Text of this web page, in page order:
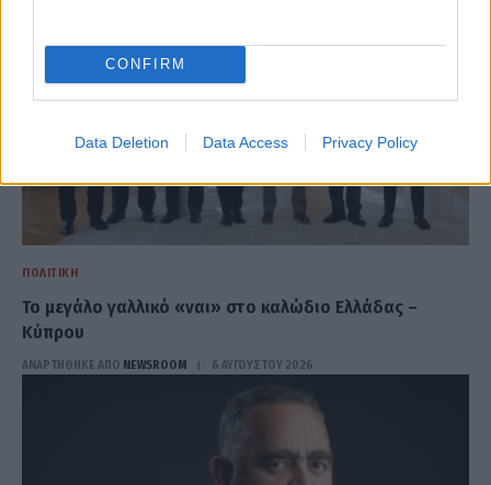
CONFIRM
Data Deletion Data Access Privacy Policy
ΠΟΛΙΤΙΚΉ
Το μεγάλο γαλλικό «ναι» στο καλώδιο Ελλάδας –
Κύπρου
ΑΝΑΡΤΗΘΗΚΕ ΑΠΟ NEWSROOM 6 ΑΥΓΟΎΣΤΟΥ 2026